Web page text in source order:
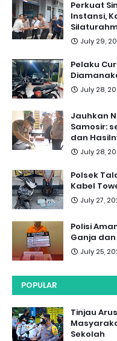
Perkuat
Instansi,
July 29,
Pelaku
July 28,
Jauhkan
Samosir:
dan
July 28,
Polsek
Kabel
July 27,
Polisi
Ganja
July 25,
POPULAR
Tinjau
Sekolah